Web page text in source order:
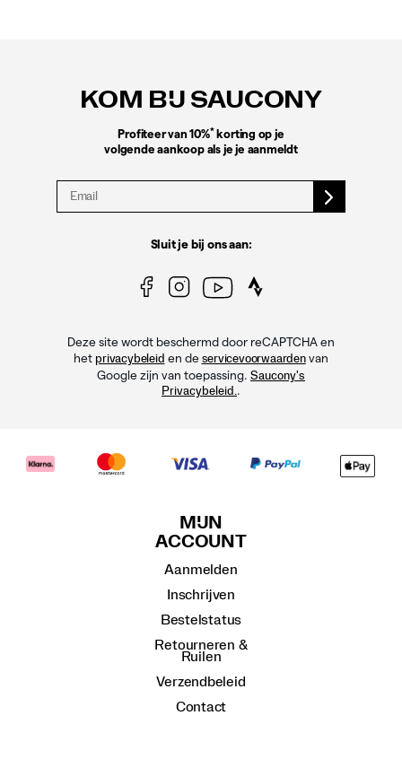
KOM BIJ SAUCONY
Profiteer van 10%* korting op je
volgende aankoop als je je aanmeldt
Sluit je bij ons aan:
Deze site wordt beschermd door reCAPTCHA en
het privacybeleid en de servicevoorwaardenvan
Google zijn van toepassing. Saucony's
Privacybeleid. .
MIJN
ACCOUNT
Aanmelden
Inschrijven
Bestelstatus
Retourneren &
Ruilen
Verzendbeleid
Contact